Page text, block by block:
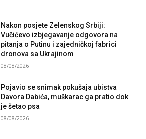
Nakon posjete Zelenskog Srbiji:
Vučićevo izbjegavanje odgovora na
pitanja o Putinu i zajedničkoj fabrici
dronova sa Ukrajinom
08/08/2026
Pojavio se snimak pokušaja ubistva
Davora Dabića, muškarac ga pratio dok
je šetao psa
08/08/2026